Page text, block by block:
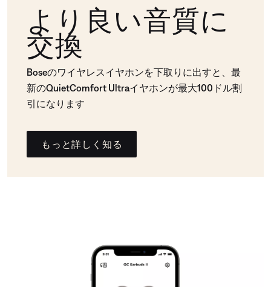
より良い音質に
交換
Boseのワイヤレスイヤホンを下取りに出すと、最
新のQuietComfort Ultraイヤホンが最大100ドル割
引になります
もっと詳しく知る